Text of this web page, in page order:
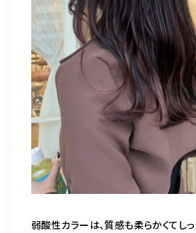
弱酸性カラーは、質感も柔らかくてし